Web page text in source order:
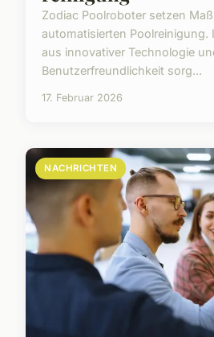
Zodiac Poolroboter setzen
automatisierten Poolreinigung.
aus innovativer Technologie
Benutzerfreundlichkeit sorg...
17. Februar 2026
NACHRICHTEN